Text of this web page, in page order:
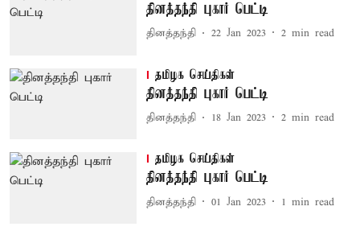
தினத்தந்தி புகார் பெட்டி
தினத்தந்தி 22 Jan 2023 2 min read
தமிழக செய்திகள்
தினத்தந்தி புகார் பெட்டி
தினத்தந்தி 18 Jan 2023 2 min read
தமிழக செய்திகள்
தினத்தந்தி புகார் பெட்டி
தினத்தந்தி 01 Jan 2023 1 min read